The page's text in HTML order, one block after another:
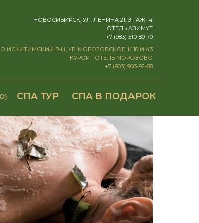
НОВОСИБИРСК, УЛ. ЛЕНИНА 21, ЭТАЖ 14
ОТЕЛЬ АЗИМУТ
+7 (983) 510-80-70
ИСКИТИМСКИЙ Р-Н, УР. МОРОЗОВСКОЕ, К.18 И 43
КУРОРТ-ОТЕЛЬ МОРОЗОВО
+7 (903) 903-92-88
СПА ТУР СПА В ПОДАРОК